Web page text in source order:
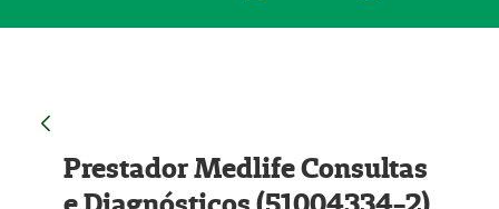
Prestador Medlife Consultas